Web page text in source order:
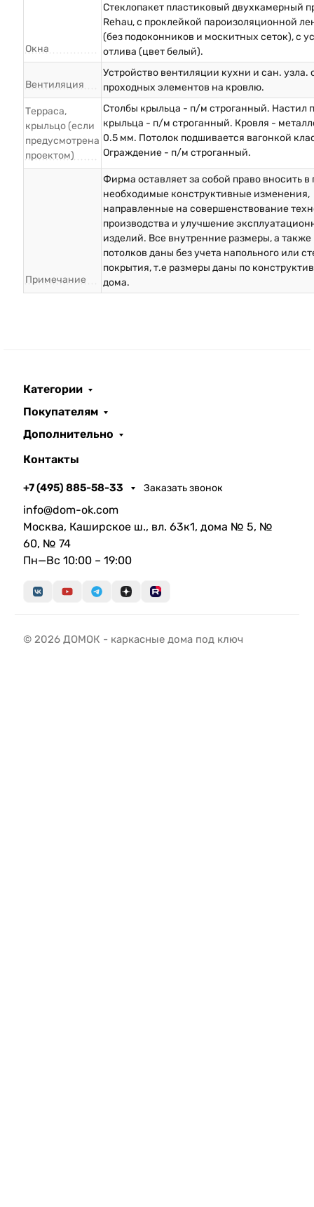
Окна
Стеклопакет пластиковый двухкамерный
Rehau, с проклейкой пароизоляционной
(без подоконников и москитных сеток), с
отлива (цвет белый).
Вентиляция
Устройство вентиляции кухни и сан. узла.
проходных элементов на кровлю.
Терраса,
крыльцо (если
предусмотрена
проектом)
Столбы крыльца - п/м строганный. Настил
крыльца - п/м строганный. Кровля -
0.5 мм. Потолок подшивается вагонкой
Ограждение - п/м строганный.
Примечание
Фирма оставляет за собой право вносить в
необходимые конструктивные изменения,
направленные на совершенствование
производства и улучшение
изделий. Все внутренние размеры, а также
потолков даны без учета напольного или
покрытия, т.е размеры даны по
дома.
Категории
Покупателям
Дополнительно
Контакты
+7 (495) 885-58-33 Заказать звонок
info@dom-ok.com
Москва, Каширское ш., вл. 63к1, дома № 5, №
60, № 74
Пн—Вс 10:00 – 19:00
© 2026 ДОМОК - каркасные дома под ключ